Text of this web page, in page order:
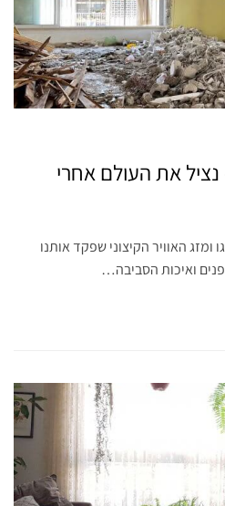
נציל את העולם אחרי
האוויר הקיצוני שפקד אותנו
ואיכות הסביבה…